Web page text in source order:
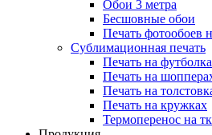
Обои 3 метра
Бесшовные обои
Печать фотообоев
Сублимационная печать
Печать на
Печать на
Печать на
Печать на кружках
Термоперенос на